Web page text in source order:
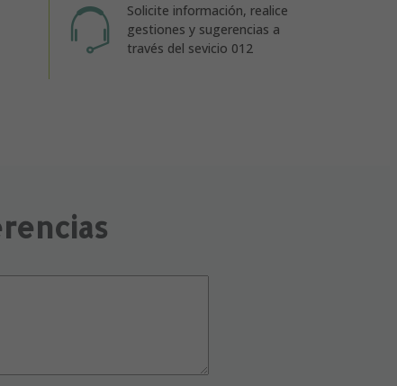
Solicite información, realice
gestiones y sugerencias a
través del sevicio 012